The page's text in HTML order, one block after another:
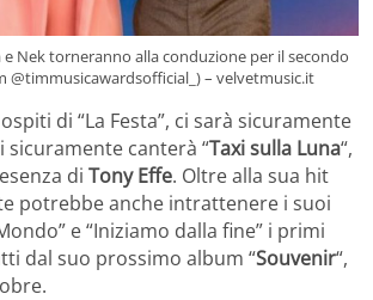
Nek torneranno alla conduzione per il secondo
@timmusicawardsofficial_) – velvetmusic.it
di “La Festa”, ci sarà sicuramente
sicuramente canterà “Taxi sulla Luna“,
di Tony Effe. Oltre alla sua hit
potrebbe anche intrattenere i suoi
e “Iniziamo dalla fine” i primi
dal suo prossimo album “Souvenir“,